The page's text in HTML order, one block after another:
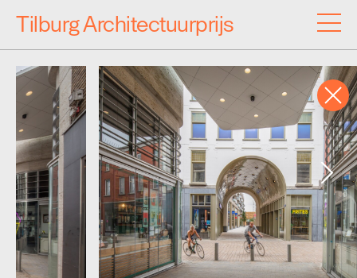
Inzendingen
Archief
Programma
Over de Architectuurprijs
Tilburg Architectuurprijs